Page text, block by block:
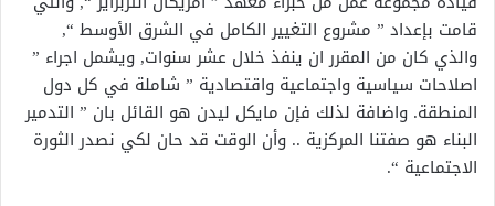
قامت بإعداد ” مشروع التغيير الكامل في الشرق الأوسط “‏,‏
والذي كان من المقرر ان ينفذ خلال عشر سنوات‏,‏ ويشمل اجراء ”
اصلاحات سياسية واجتماعية واقتصادية ” شاملة في كل دول
المنطقة‏.‏ واضافة لذلك فإن مايكل ليدن هو القائل بان ” التدمير
البناء هو صفتنا المركزية ‏..‏ وأن الوقت قد حان لكي نصدر الثورة
الاجتماعية “‏.‏